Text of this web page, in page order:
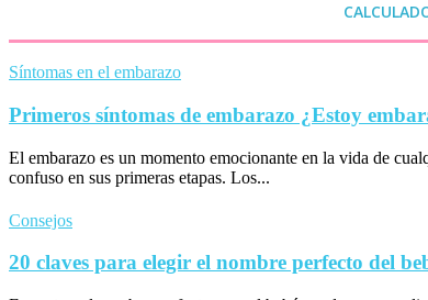
Síntomas en el embarazo
Primeros síntomas de embarazo ¿Estoy
El embarazo es un momento emocionante en la vida de
confuso en sus primeras etapas. Los...
Consejos
20 claves para elegir el nombre perfecto del